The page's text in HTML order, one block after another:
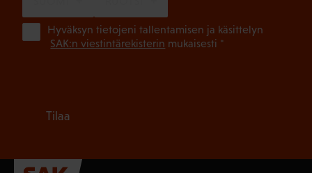
Hyväksyn tietojeni tallentamisen ja käsittelyn
SAK:n viestintärekisterin mukaisesti *
Tilaa